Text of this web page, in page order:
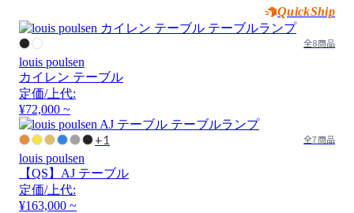
QuickShip
全8商品
louis poulsen
カイレン テーブル
定価/上代:
¥72,000 ~
+1 全7商品
louis poulsen
【QS】AJ テーブル
定価/上代:
¥163,000 ~